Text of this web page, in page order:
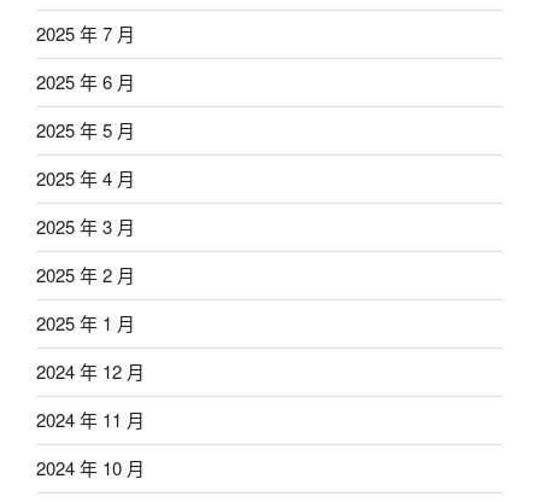
2025 年 7 月
2025 年 6 月
2025 年 5 月
2025 年 4 月
2025 年 3 月
2025 年 2 月
2025 年 1 月
2024 年 12 月
2024 年 11 月
2024 年 10 月